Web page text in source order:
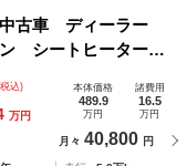
古車 ディーラー
シートヒーター
レコ ＥＴＣ Ｔ
ーボンボンネット
込)
万円
本体価格
489.9
万円
諸費用
16.5
万円
月々 40,800 円